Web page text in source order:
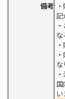
備考
記
な
な
い